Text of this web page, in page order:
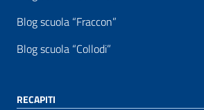
Blog scuola “Fraccon”
Blog scuola “Collodi”
RECAPITI